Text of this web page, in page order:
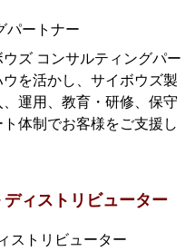
ズ コンサルティングパー
を活かし、サイボウズ製
運用、教育・研修、保守
体制でお客様をご支援し
ィストリビューター